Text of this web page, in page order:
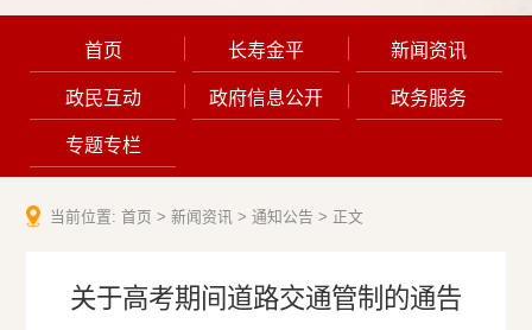
首页 长寿金平 新闻资讯
政民互动 政府信息公开 政务服务
专题专栏
当前位置:首页 >新闻资讯 >通知公告 > 正文
关于高考期间道路交通管制的通告